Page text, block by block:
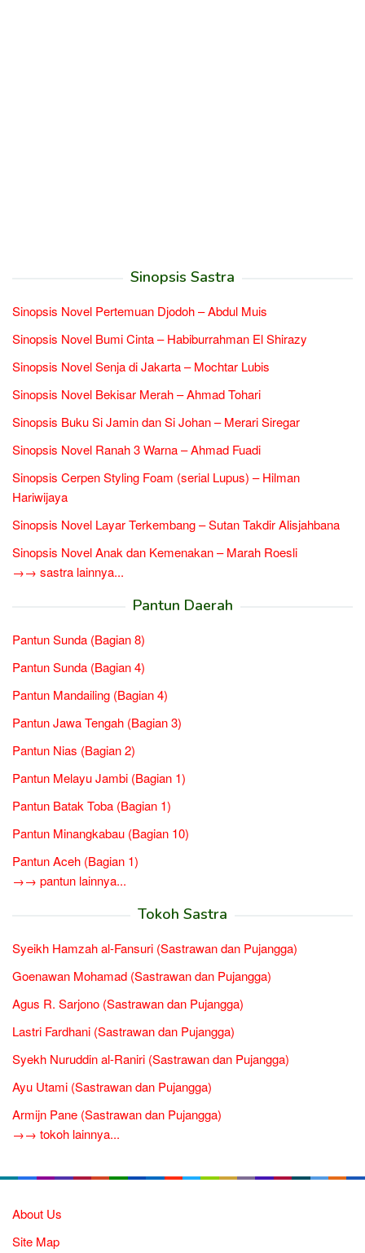
Sinopsis Sastra
Sinopsis Novel Pertemuan Djodoh – Abdul Muis
Sinopsis Novel Bumi Cinta – Habiburrahman El Shirazy
Sinopsis Novel Senja di Jakarta – Mochtar Lubis
Sinopsis Novel Bekisar Merah – Ahmad Tohari
Sinopsis Buku Si Jamin dan Si Johan – Merari Siregar
Sinopsis Novel Ranah 3 Warna – Ahmad Fuadi
Sinopsis Cerpen Styling Foam (serial Lupus) – Hilman
Hariwijaya
Sinopsis Novel Layar Terkembang – Sutan Takdir Alisjahbana
Sinopsis Novel Anak dan Kemenakan – Marah Roesli
→→ sastra lainnya...
Pantun Daerah
Pantun Sunda (Bagian 8)
Pantun Sunda (Bagian 4)
Pantun Mandailing (Bagian 4)
Pantun Jawa Tengah (Bagian 3)
Pantun Nias (Bagian 2)
Pantun Melayu Jambi (Bagian 1)
Pantun Batak Toba (Bagian 1)
Pantun Minangkabau (Bagian 10)
Pantun Aceh (Bagian 1)
→→ pantun lainnya...
Tokoh Sastra
Syeikh Hamzah al-Fansuri (Sastrawan dan Pujangga)
Goenawan Mohamad (Sastrawan dan Pujangga)
Agus R. Sarjono (Sastrawan dan Pujangga)
Lastri Fardhani (Sastrawan dan Pujangga)
Syekh Nuruddin al-Raniri (Sastrawan dan Pujangga)
Ayu Utami (Sastrawan dan Pujangga)
Armijn Pane (Sastrawan dan Pujangga)
→→ tokoh lainnya...
About Us
Site Map